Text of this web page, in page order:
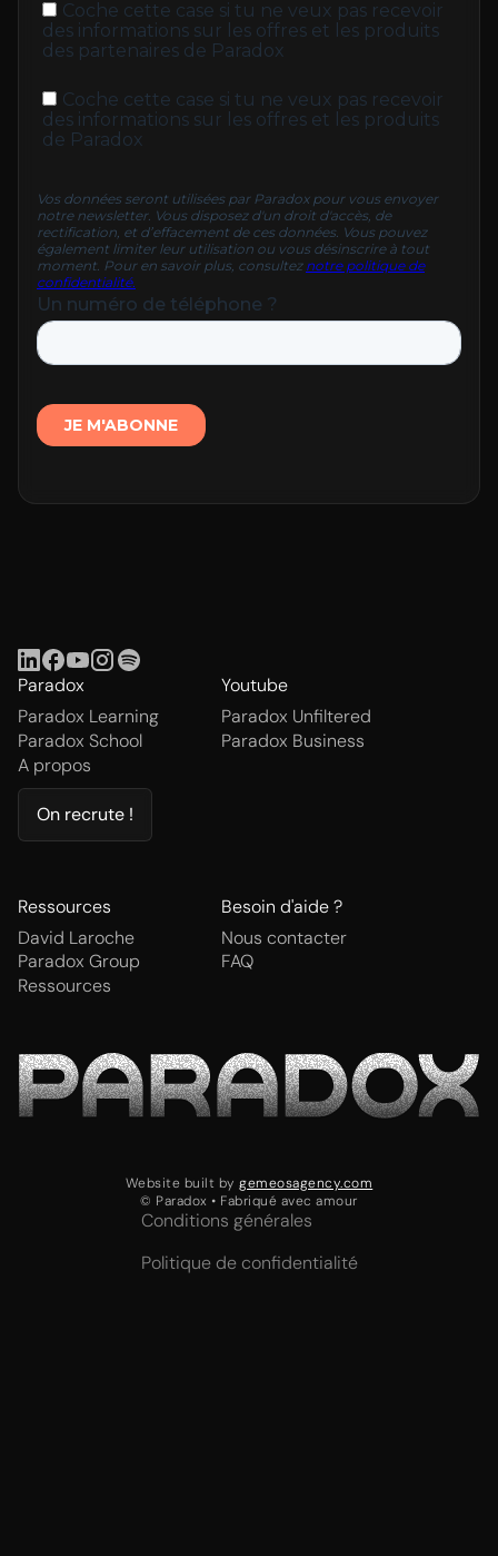
Nicolas
Watch testimonial (FR)
Carole
Watch testimonial (FR)
Paradox
Paradox Learning
Paradox School
A propos
On recrute !
Youtube
Paradox Unfiltered
Paradox Business
Ressources
David Laroche
Paradox Group
Ressources
Besoin d'aide ?
Nous contacter
FAQ
Website built bygemeosagency.com
© Paradox • Fabriqué avec amour
Conditions générales
Politique de confidentialité